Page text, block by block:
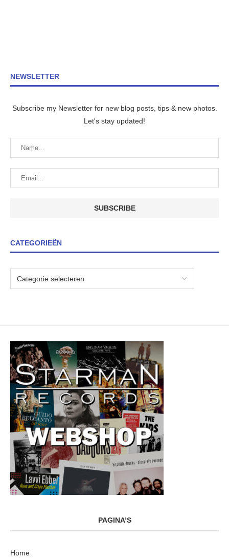
NEWSLETTER
Subscribe my Newsletter for new blog posts, tips & new photos.
Let's stay updated!
CATEGORIEËN
PAGINA’S
Home